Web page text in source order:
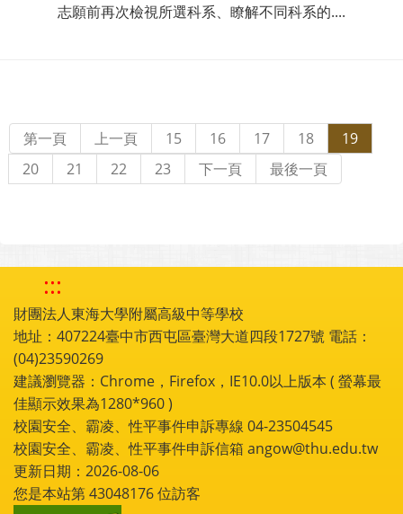
志願前再次檢視所選科系、瞭解不同科系的....
第一頁 上一頁 15 16 17 18
19
20
21 22 23 下一頁 最後一頁
:::
財團法人東海大學附屬高級中等學校
地址：407224臺中市西屯區臺灣大道四段1727號 電話：
(04)23590269
建議瀏覽器：Chrome，Firefox，IE10.0以上版本 ( 螢幕最
佳顯示效果為1280*960 )
校園安全、霸凌、性平事件申訴專線 04-23504545
校園安全、霸凌、性平事件申訴信箱 angow@thu.edu.tw
更新日期：2026-08-06
您是本站第43048176位訪客